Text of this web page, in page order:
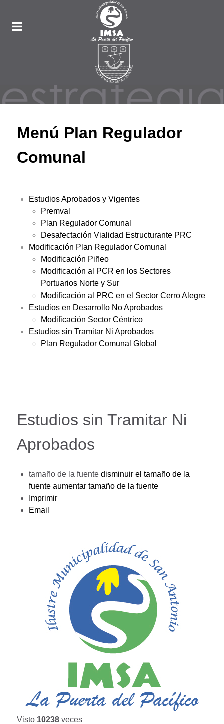
Menú Plan Regulador
Comunal
Estudios Aprobados y Vigentes
Premval
Plan Regulador Comunal
Desafectación Vialidad Estructurante PRC
Modificación Plan Regulador Comunal
Modificación Piñeo
Modificación al PCR en los Sectores
Portuarios Norte y Sur
Modificación al PRC en el Sector Cerro Alegre
Estudios en Desarrollo No Aprobados
Modificación Sector Céntrico
Estudios sin Tramitar Ni Aprobados
Plan Regulador Comunal Global
Estudios sin Tramitar Ni
Aprobados
tamaño de la fuente disminuir el tamaño de la
fuente aumentar tamaño de la fuente
Imprimir
Email
Visto 10238 veces